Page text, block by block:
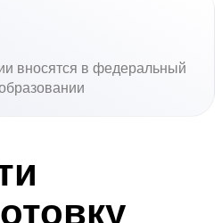
вносятся в федеральный